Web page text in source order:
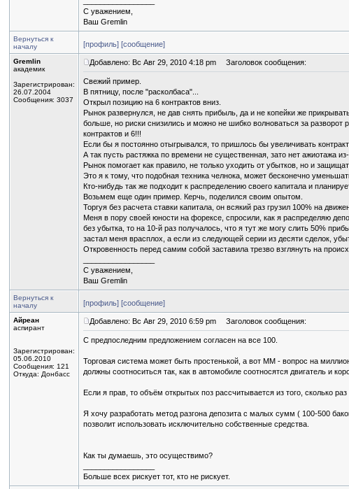
С уважением,
Ваш Gremlin
Вернуться к
началу
[профиль] [сообщение]
Gremlin
академик
Зарегистрирован:
26.07.2004
Сообщения: 3037
Добавлено: Вс Авг 29, 2010 4:18 pm Заголовок сообщения:
Свежий пример.
В пятницу, после "расколбаса"...
Открыл позицию на 6 контрактов вниз.
Рынок развернулся, не дав снять прибыль, да и не копейки же
больше, но риски снизились и можно не шибко волноваться за разворот
контрактов и 6!!!
Если бы я постоянно отыгрывался, то пришлось бы увеличивать
А так пусть растяжка по времени не существенная, зато нет ажиотажа
Рынок помогает как правило, не только уходить от убытков, но и
Это я к тому, что подобная техника челнока, может бесконечно
Кто-нибудь так же подходит к распределению своего капитала и
Возьмем еще один пример. Керчь, поделился своим опытом.
Торгуя без расчета ставки капитала, он всякий раз грузил 100% на
Меня в пору своей юности на форексе, спросили, как я распределяю
без убытка, то на 10-й раз получалось, что я тут же могу слить 50%
застал меня врасплох, а если из следующей серии из десяти сделок,
Откровенность перед самим собой заставила трезво взглянуть на
С уважением,
Ваш Gremlin
Вернуться к
началу
[профиль] [сообщение]
Айреан
аспирант
Зарегистрирован:
05.06.2010
Сообщения: 121
Откуда: Донбасс
Добавлено: Вс Авг 29, 2010 6:59 pm Заголовок сообщения:
C предпоследним предложением согласен на все 100.
Торговая система может быть простенькой, а вот ММ - вопрос на
должны соотноситься так, как в автомобиле соотносятся двигатель и
Если я прав, то объём открытых поз рассчитывается из того, сколько
Я хочу разработать метод разгона депозита с малых сумм ( 100-500
позволит использовать исключительно собственные средства.
Как ты думаешь, это осуществимо?
Больше всех рискует тот, кто не рискует.